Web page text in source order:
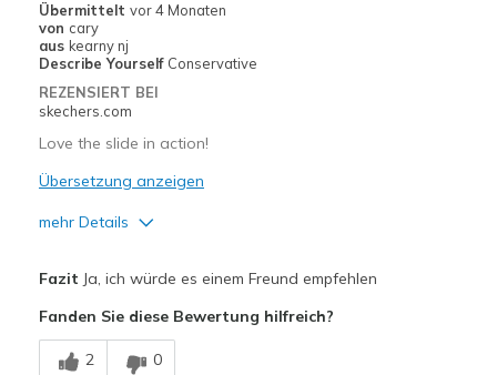
Width
Sizing
Feels true to size
View On Shoes
Übermittelt vor 4 Monaten
von cary
aus kearny nj
Describe Yourself Conservative
REZENSIERT BEI
skechers.com
Love the slide in action!
Übersetzung anzeigen
mehr Details
Comfortable
Fazit Ja, ich würde es einem Freund empfehlen
Fanden Sie diese Bewertung hilfreich?
2 0